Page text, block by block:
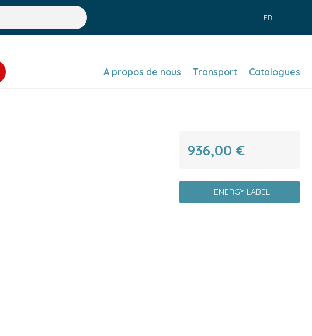
FR
A propos de nous Transport Catalogues
936,00 €
ENERGY LABEL